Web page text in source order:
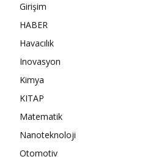
Girişim
HABER
Havacılık
Inovasyon
Kimya
KITAP
Matematik
Nanoteknoloji
Otomotiv